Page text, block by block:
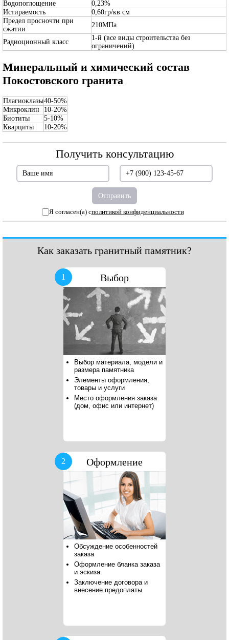
Водопоглощение
0,23%
Истираемость
0,60гр/кв см
Предел просночти при
сжатии
210МПа
Радиоционный класс
1-й (все виды строительства без
ограничений)
Минеральный и химический состав
Покостовского гранита
Плагиоклазы40-50%
Микроклин
10-20%
Биотиты
5-10%
Кварциты
10-20%
Получить консультацию
Я согласен(а) сполитикой конфиденциальности
Как заказать гранитный памятник?
1 Выбор
Выбор материала, модели и
размера памятника
Элементы оформления,
товары и услуги
Место оформления заказа
(дом, офис или интернет)
2 Оформление
Обсуждение особенностей
заказа
Оформление бланка заказа
и эскиза
Заключение договора и
внесение предоплаты